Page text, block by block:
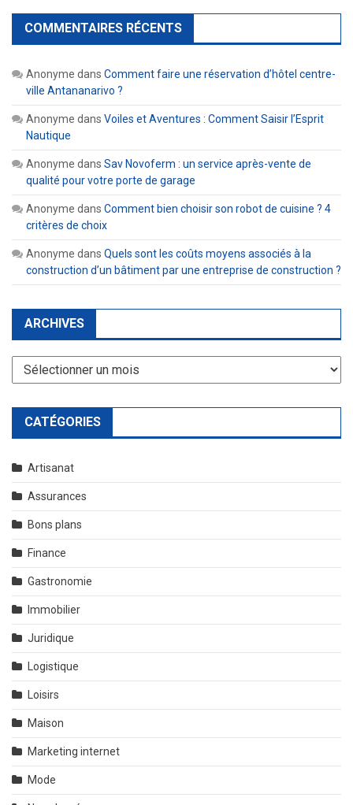
COMMENTAIRES RÉCENTS
Anonyme dans Comment faire une réservation d’hôtel centre-
ville Antananarivo ?
Anonyme dans Voiles et Aventures : Comment Saisir l’Esprit
Nautique
Anonyme dans Sav Novoferm : un service après-vente de
qualité pour votre porte de garage
Anonyme dans Comment bien choisir son robot de cuisine ? 4
critères de choix
Anonyme dans Quels sont les coûts moyens associés à la
construction d’un bâtiment par une entreprise de construction ?
ARCHIVES
Archives
CATÉGORIES
Artisanat
Assurances
Bons plans
Finance
Gastronomie
Immobilier
Juridique
Logistique
Loisirs
Maison
Marketing internet
Mode